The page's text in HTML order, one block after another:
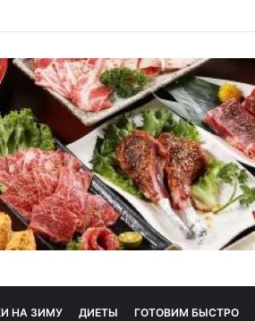
НА ЗИМУ ДИЕТЫ ГОТОВИМ БЫСТРО